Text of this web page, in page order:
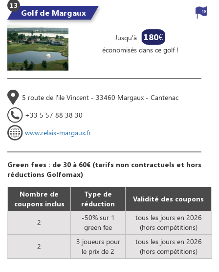
13
Golf de Margaux
Jusqu'à 180€
économisés dans ce golf !
18
5 route de l'ile Vincent - 33460 Margaux - Cantenac
+33 5 57 88 38 30
www.relais-margaux.fr
Green fees : de 30 à 60€ (tarifs non contractuels et hors
réductions Golfomax)
Nombre de
coupons inclus
Type de
réduction
Validité des coupons
2
-50% sur 1
green fee
tous les jours en 2026
(hors compétitions)
2
3 joueurs pour
le prix de 2
tous les jours en 2026
(hors compétitions)